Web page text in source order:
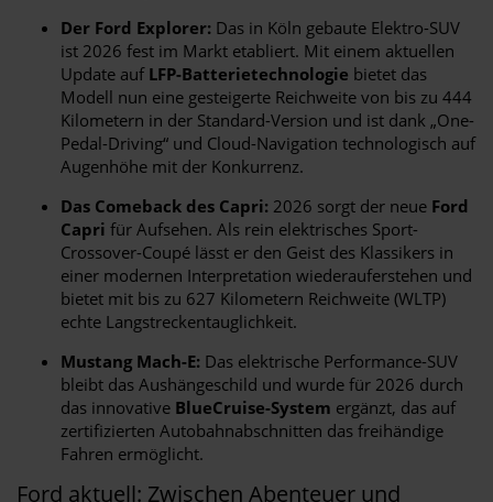
Der Ford Explorer: Das in Köln gebaute Elektro-SUV
ist 2026 fest im Markt etabliert. Mit einem aktuellen
Update auf LFP-Batterietechnologie bietet das
Modell nun eine gesteigerte Reichweite von bis zu 444
Kilometern in der Standard-Version und ist dank „One-
Pedal-Driving“ und Cloud-Navigation technologisch auf
Augenhöhe mit der Konkurrenz.
Das Comeback des Capri: 2026 sorgt der neue Ford
Capri für Aufsehen. Als rein elektrisches Sport-
Crossover-Coupé lässt er den Geist des Klassikers in
einer modernen Interpretation wiederauferstehen und
bietet mit bis zu 627 Kilometern Reichweite (WLTP)
echte Langstreckentauglichkeit.
Mustang Mach-E: Das elektrische Performance-SUV
bleibt das Aushängeschild und wurde für 2026 durch
das innovative BlueCruise-System ergänzt, das auf
zertifizierten Autobahnabschnitten das freihändige
Fahren ermöglicht.
Ford aktuell: Zwischen Abenteuer und